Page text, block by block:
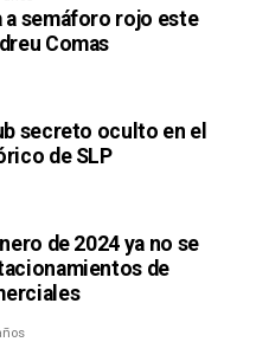
generaciones en la
pero que cargarán
peleándose por un
y seguramente no
cuánto odiaba al
la forma de un
.
Crónica de un Japón
a semáforo rojo este
Comas
secreto oculto en el
de SLP
de 2024 ya no se
de